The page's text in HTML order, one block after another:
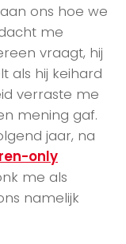
ons hoe we
me
vraagt, hij
als hij keihard
verraste me
mening gaf.
jaar, na
only
me als
namelijk